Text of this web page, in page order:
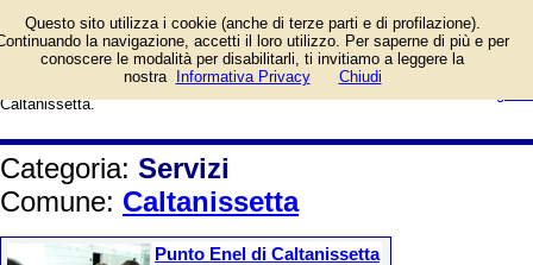
tipografie, finanziamenti e mutui,
pratiche, fotografi, banche e uffici
postali, assicurazioni, manutenzioni,
formazione. Elenco per il Comune di
Caltanissetta.
Categoria: Servizi
Comune: Caltanissetta
Punto Enel di Caltanissetta
Questo sito utilizza i cookie (anche di terze parti e di profilazione).
la navigazione, accetti il loro utilizzo. Per saperne di più e per
conoscere le modalità per disabilitarli, ti invitiamo a leggere la
nostra
Informativa Privacy Chiudi